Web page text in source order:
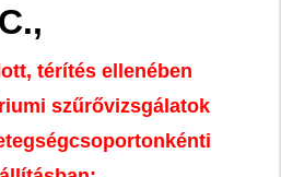
C.,
térítés ellenében
szűrővizsgálatok